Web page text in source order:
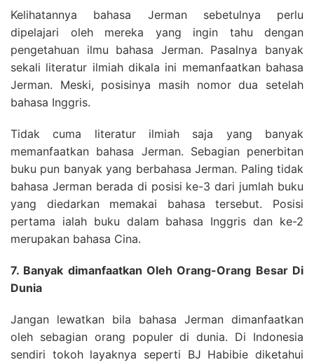
Kelihatannya bahasa Jerman sebetulnya perlu
dipelajari oleh mereka yang ingin tahu dengan
pengetahuan ilmu bahasa Jerman. Pasalnya banyak
sekali literatur ilmiah dikala ini memanfaatkan bahasa
Jerman. Meski, posisinya masih nomor dua setelah
bahasa Inggris.
Tidak cuma literatur ilmiah saja yang banyak
memanfaatkan bahasa Jerman. Sebagian penerbitan
buku pun banyak yang berbahasa Jerman. Paling tidak
bahasa Jerman berada di posisi ke-3 dari jumlah buku
yang diedarkan memakai bahasa tersebut. Posisi
pertama ialah buku dalam bahasa Inggris dan ke-2
merupakan bahasa Cina.
7. Banyak dimanfaatkan Oleh Orang-Orang Besar Di
Dunia
Jangan lewatkan bila bahasa Jerman dimanfaatkan
oleh sebagian orang populer di dunia. Di Indonesia
sendiri tokoh layaknya seperti BJ Habibie diketahui